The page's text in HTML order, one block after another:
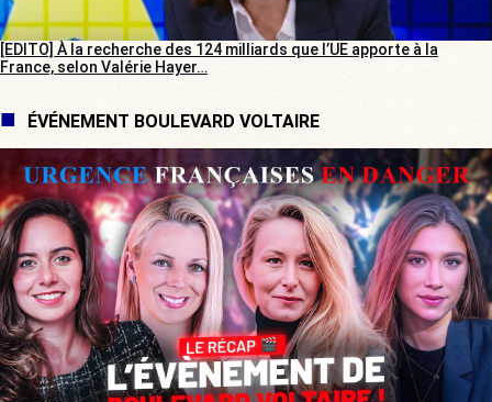
[EDITO] À la recherche des 124 milliards que l’UE apporte à la
France, selon Valérie Hayer…
ÉVÉNEMENT BOULEVARD VOLTAIRE